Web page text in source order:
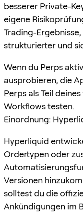
besserer Private-
eigene
Trading-
strukturierter und
Wenn du Perps
ausprobieren, die
Perps als Teil
Workflows testen.
Einordnung:
Hyperliquid
Ordertypen oder
Versionen
solltest du die
Ankündigungen im